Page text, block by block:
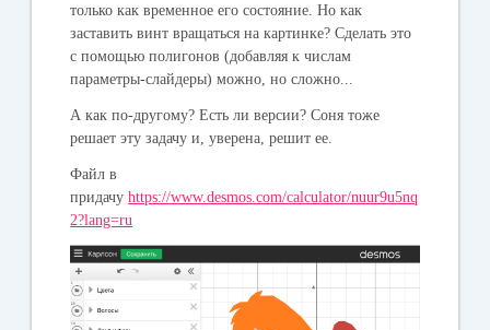
только как временное его состояние. Но как
заставить винт вращаться на картинке? Сделать это
с помощью полигонов (добавляя к числам
параметры-слайдеры) можно, но сложно...
А как по-другому? Есть ли версии? Соня тоже
решает эту задачу и, уверена, решит ее.
Файл в
придачуhttps://www.desmos.com/calculator/nuur9u5nq
2?lang=ru